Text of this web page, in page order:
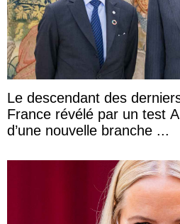
Le descendant des
France révélé par un test
d’une nouvelle branche ...